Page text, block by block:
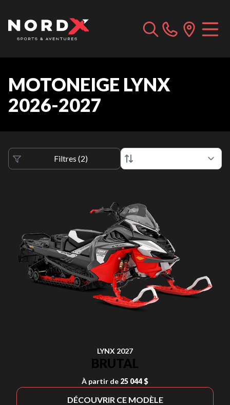
MOTONEIGE LYNX
2026-2027
Filtres (2)
LYNX 2027
BRUTAL
À partir de 25 044 $
DÉCOUVRIR CE MODÈLE